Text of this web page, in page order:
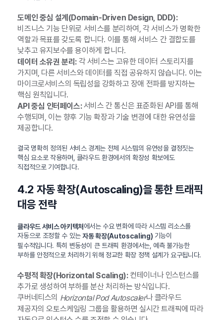
도메인 중심 설계(Domain-Driven Design, DDD):
비즈니스 기능 단위로 서비스를 분리하여, 각 서비스가 명확한
역할과 목표를 갖도록 합니다. 이를 통해 서비스 간 결합도를
낮추고 유지보수를 용이하게 합니다.
데이터 소유권 분리:각 서비스는 고유한 데이터 스토리지를
가지며, 다른 서비스와 데이터를 직접 공유하지 않습니다. 이는
마이크로서비스의 독립성을 강화하고 장애 전파를 방지하는
핵심 원칙입니다.
API 중심 인터페이스:서비스 간 통신은 표준화된 API를 통해
수행되며, 이는 향후 기능 확장과 기술 변경에 대한 유연성을
제공합니다.
결국 명확히 정의된 서비스 경계는 전체 시스템의 유연성을 결정짓는
핵심 요소로 작용하며, 클라우드 환경에서의 확장성 확보에도
직접적으로 기여합니다.
4.2 자동 확장(Autoscaling)을 통한 트래픽
대응 전략
클라우드 서비스 아키텍처에서는 수요 변화에 따라 시스템 리소스를
자동으로 조정할 수 있는자동 확장(Autoscaling) 기능이
필수적입니다. 특히 변동성이 큰 트래픽 환경에서는, 예측 불가능한
부하를 안정적으로 처리하기 위해 정교한 확장 정책 설계가 요구됩니다.
수평적 확장(Horizontal Scaling):컨테이너나 인스턴스를
추가로 생성하여 부하를 분산 처리하는 방식입니다.
쿠버네티스의 Horizontal Pod Autoscaler나 클라우드
제공자의 오토스케일링 그룹을 활용하면 실시간 트래픽에 따라